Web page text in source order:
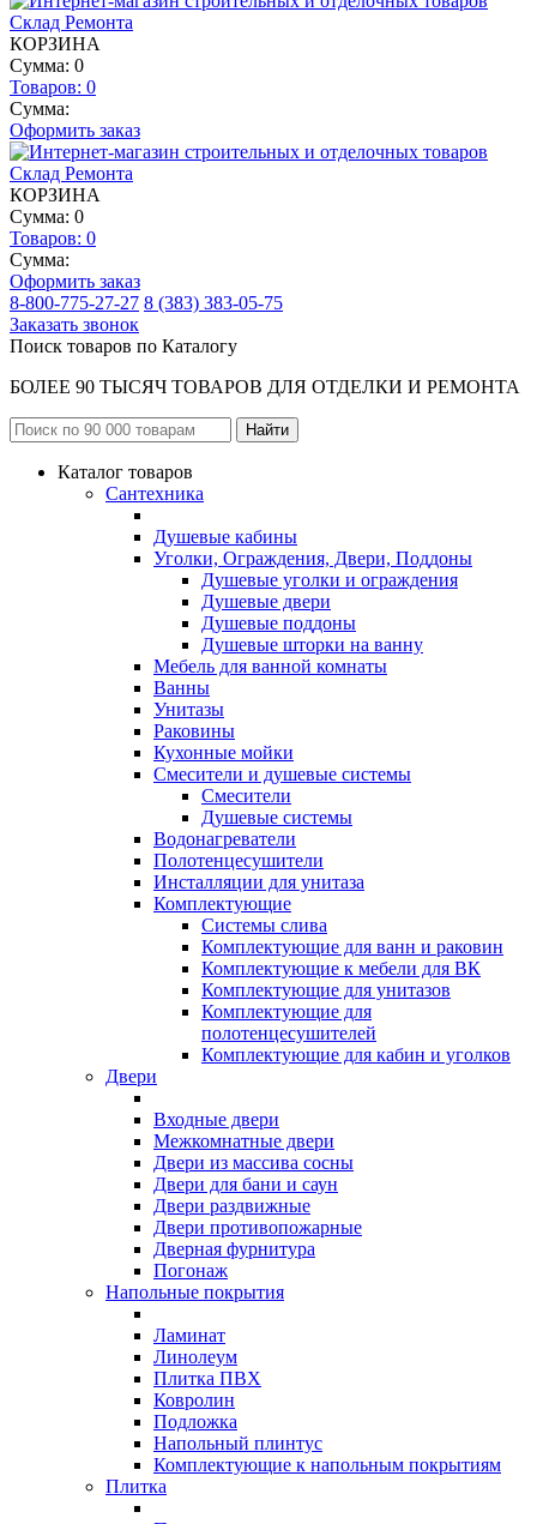
КОРЗИНА
Сумма: 0
Товаров: 0
Сумма:
Оформить заказ
КОРЗИНА
Сумма: 0
Товаров: 0
Сумма:
Оформить заказ
8-800-775-27-27 8 (383) 383-05-75
Заказать звонок
Поиск товаров по Каталогу
БОЛЕЕ 90 ТЫСЯЧ ТОВАРОВ ДЛЯ ОТДЕЛКИ И РЕМОНТА
Каталог товаров
Сантехника
Душевые кабины
Уголки, Ограждения, Двери, Поддоны
Душевые уголки и ограждения
Душевые двери
Душевые поддоны
Душевые шторки на ванну
Мебель для ванной комнаты
Ванны
Унитазы
Раковины
Кухонные мойки
Смесители и душевые системы
Смесители
Душевые системы
Водонагреватели
Полотенцесушители
Инсталляции для унитаза
Комплектующие
Системы слива
Комплектующие для ванн и раковин
Комплектующие к мебели для ВК
Комплектующие для унитазов
Комплектующие для
полотенцесушителей
Комплектующие для кабин и уголков
Двери
Входные двери
Межкомнатные двери
Двери из массива сосны
Двери для бани и саун
Двери раздвижные
Двери противопожарные
Дверная фурнитура
Погонаж
Напольные покрытия
Ламинат
Линолеум
Плитка ПВХ
Ковролин
Подложка
Напольный плинтус
Комплектующие к напольным покрытиям
Плитка